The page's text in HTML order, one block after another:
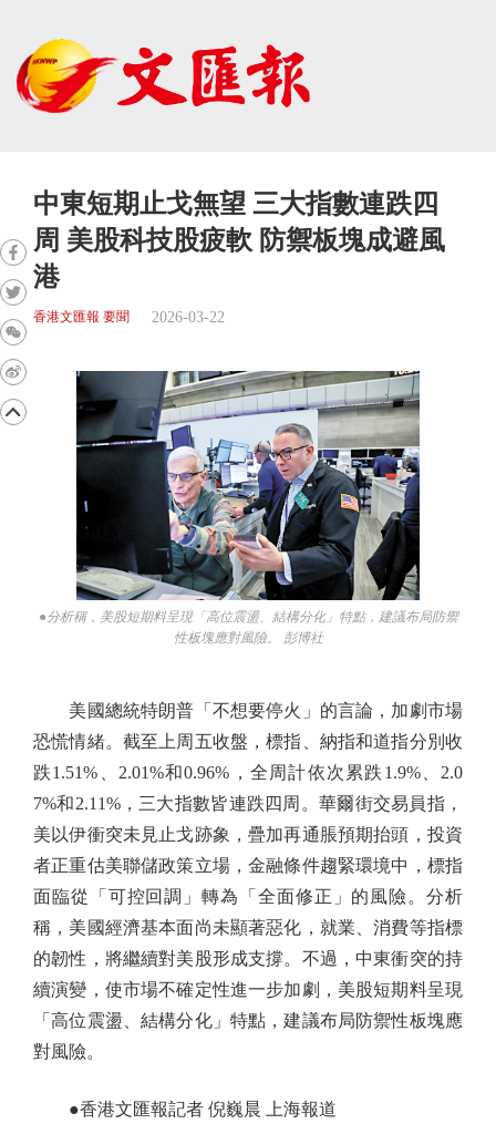
中東短期止戈無望 三大指數連跌四
周 美股科技股疲軟 防禦板塊成避風
港
香港文匯報 要聞 2026-03-22
●分析稱，美股短期料呈現「高位震盪、結構分化」特點，建議布局防禦
性板塊應對風險。 彭博社
美國總統特朗普「不想要停火」的言論，加劇市場
恐慌情緒。截至上周五收盤，標指、納指和道指分別收
跌1.51%、2.01%和0.96%，全周計依次累跌1.9%、2.0
7%和2.11%，三大指數皆連跌四周。華爾街交易員指，
美以伊衝突未見止戈跡象，疊加再通脹預期抬頭，投資
者正重估美聯儲政策立場，金融條件趨緊環境中，標指
面臨從「可控回調」轉為「全面修正」的風險。分析
稱，美國經濟基本面尚未顯著惡化，就業、消費等指標
的韌性，將繼續對美股形成支撐。不過，中東衝突的持
續演變，使市場不確定性進一步加劇，美股短期料呈現
「高位震盪、結構分化」特點，建議布局防禦性板塊應
對風險。
●香港文匯報記者 倪巍晨 上海報道